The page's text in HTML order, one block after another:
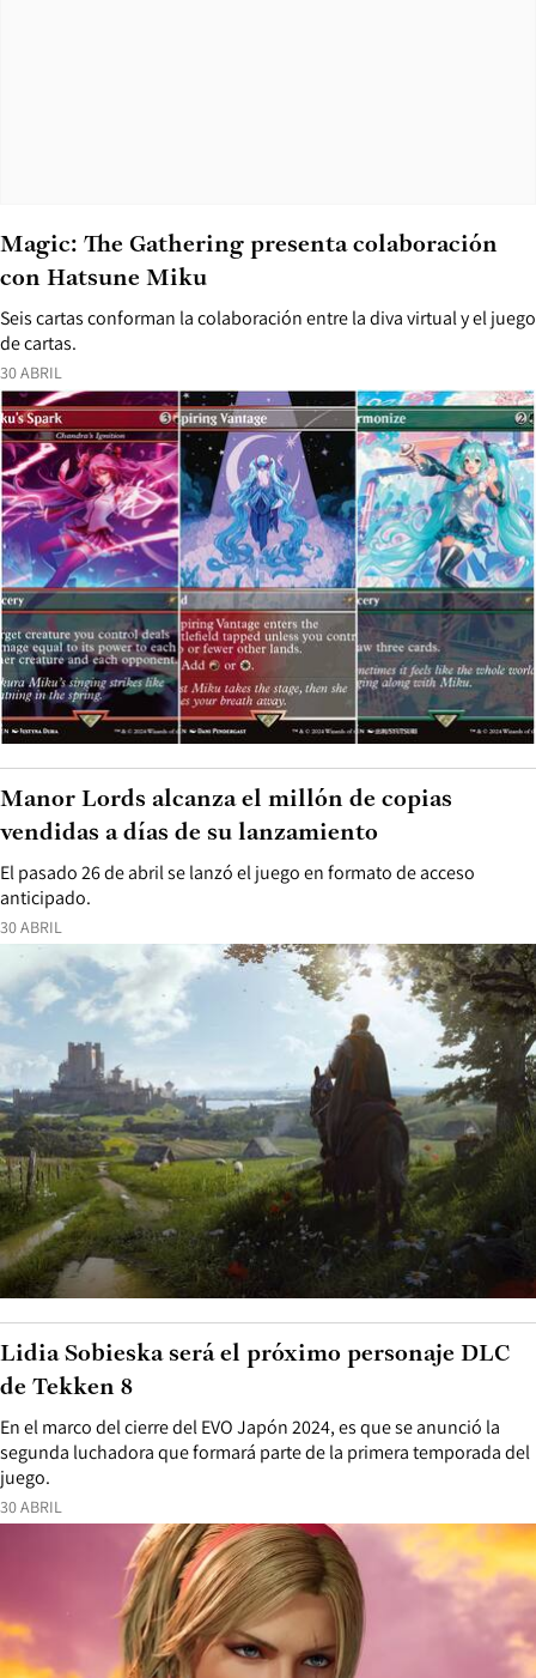
30 ABRIL
Seis cartas conforman la colaboración entre la diva virtual y el juego
de cartas.
Magic: The Gathering presenta colaboración
con Hatsune Miku
30 ABRIL
El pasado 26 de abril se lanzó el juego en formato de acceso
anticipado.
Manor Lords alcanza el millón de copias
vendidas a días de su lanzamiento
30 ABRIL
En el marco del cierre del EVO Japón 2024, es que se anunció la
segunda luchadora que formará parte de la primera temporada del
juego.
Lidia Sobieska será el próximo personaje DLC
de Tekken 8